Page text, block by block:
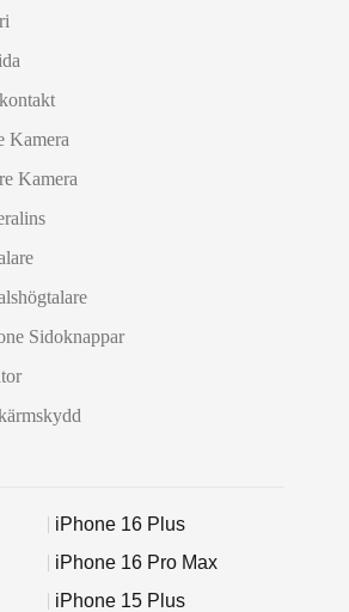
Kamera
Kamera
Sidoknappar
iPhone 16 Plus
iPhone 16 Pro Max
iPhone 15 Plus